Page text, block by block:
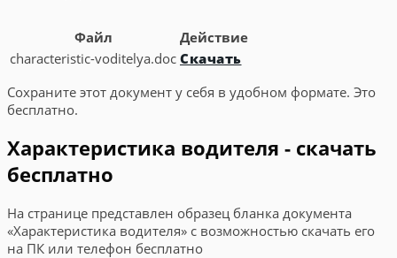
Файл
Действие
characteristic-voditelya.doc Скачать
Сохраните этот документ у себя в удобном формате. Это
бесплатно.
Характеристика водителя - скачать
бесплатно
На странице представлен образец бланка документа
«Характеристика водителя» с возможностью скачать его
на ПК или телефон бесплатно